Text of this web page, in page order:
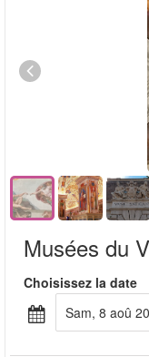
Musées du
Choisissez la date
sam, 8 aoû